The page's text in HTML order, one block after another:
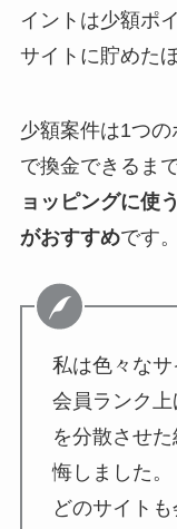
イントは少額ポ
サイトに貯めた
少額案件は1つ
で換金できるま
ョッピングに使
がおすすめです。
私は色々な
会員ランク
を分散させ
悔しました。
どのサイト